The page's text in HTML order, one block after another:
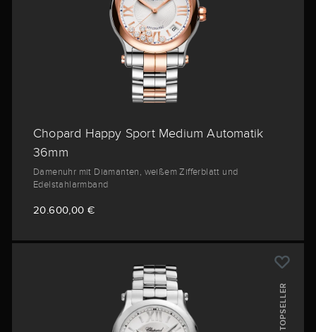
Chopard Happy Sport Medium Automatik
36mm
Damenuhr mit Diamanten, weißem Zifferblatt und
Edelstahlarmband
20.600,00 €
TOPSELLER